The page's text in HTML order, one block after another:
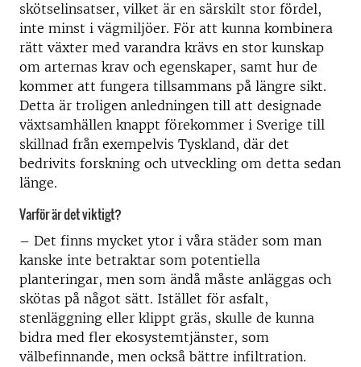
skötselinsatser, vilket är en särskilt stor fördel,
inte minst i vägmiljöer. För att kunna kombinera
rätt växter med varandra krävs en stor kunskap
om arternas krav och egenskaper, samt hur de
kommer att fungera tillsammans på längre sikt.
Detta är troligen anledningen till att designade
växtsamhällen knappt förekommer i Sverige till
skillnad från exempelvis Tyskland, där det
bedrivits forskning och utveckling om detta sedan
länge.
Varför är det viktigt?
– Det finns mycket ytor i våra städer som man
kanske inte betraktar som potentiella
planteringar, men som ändå måste anläggas och
skötas på något sätt. Istället för asfalt,
stenläggning eller klippt gräs, skulle de kunna
bidra med fler ekosystemtjänster, som
välbefinnande, men också bättre infiltration.